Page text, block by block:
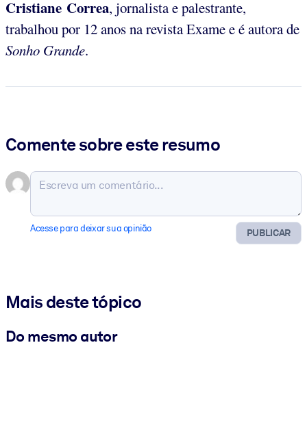
Cristiane Correa, jornalista e palestrante,
trabalhou por 12 anos na revista Exame e é autora de
Sonho Grande.
Comente sobre este resumo
PUBLICAR
Acesse para deixar sua opinião
Mais deste tópico
Do mesmo autor